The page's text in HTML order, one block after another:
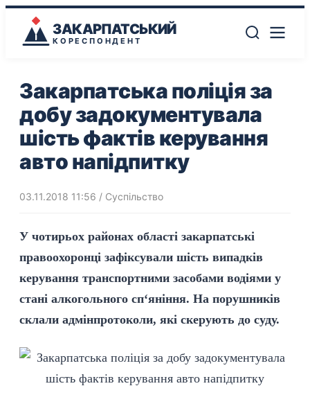
ЗАКАРПАТСЬКИЙ
КОРЕСПОНДЕНТ
Закарпатська поліція за
добу задокументувала
шість фактів керування
авто напідпитку
03.11.2018 11:56 / Суспільство
У чотирьох районах області закарпатські
правоохоронці зафіксували шість випадків
керування транспортними засобами водіями у
стані алкогольного сп‘яніння. На порушників
склали адмінпротоколи, які скерують до суду.